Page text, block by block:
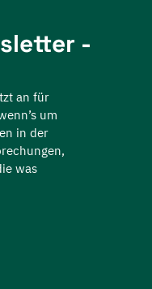
-
an für
um
in der
was